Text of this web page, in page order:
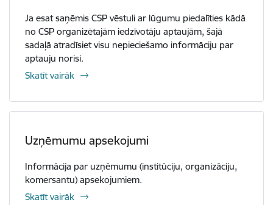
Ja esat saņēmis CSP vēstuli ar lūgumu piedalīties kādā
no CSP organizētajām iedzīvotāju aptaujām, šajā
sadaļā atradīsiet visu nepieciešamo informāciju par
aptauju norisi.
Skatīt vairāk
Uzņēmumu apsekojumi
Informācija par uzņēmumu (institūciju, organizāciju,
komersantu) apsekojumiem.
Skatīt vairāk